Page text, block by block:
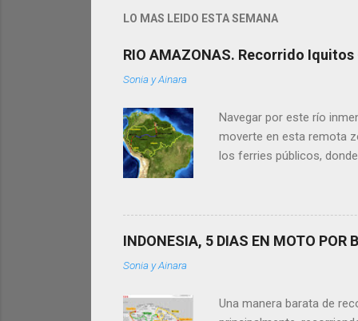
i
c
r
n
o
m
e
n
t
i
LO MAS LEIDO ESTA SEMANA
RIO AMAZONAS. Recorrido
Sonia y Ainara
Navegar por este río
moverte en esta remota
los ferries públicos,
nuestros tips te sean
famoso Río Amazonas.
Iquitos, Leticia y Manaus
INDONESIA, 5 DIAS EN MOTO POR
Sonia y Ainara
Una manera barata de